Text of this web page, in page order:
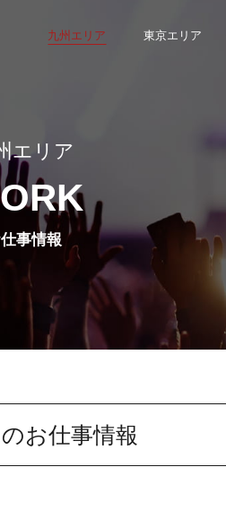
九州エリア 東京エリア
エリア
事情報
お仕事情報